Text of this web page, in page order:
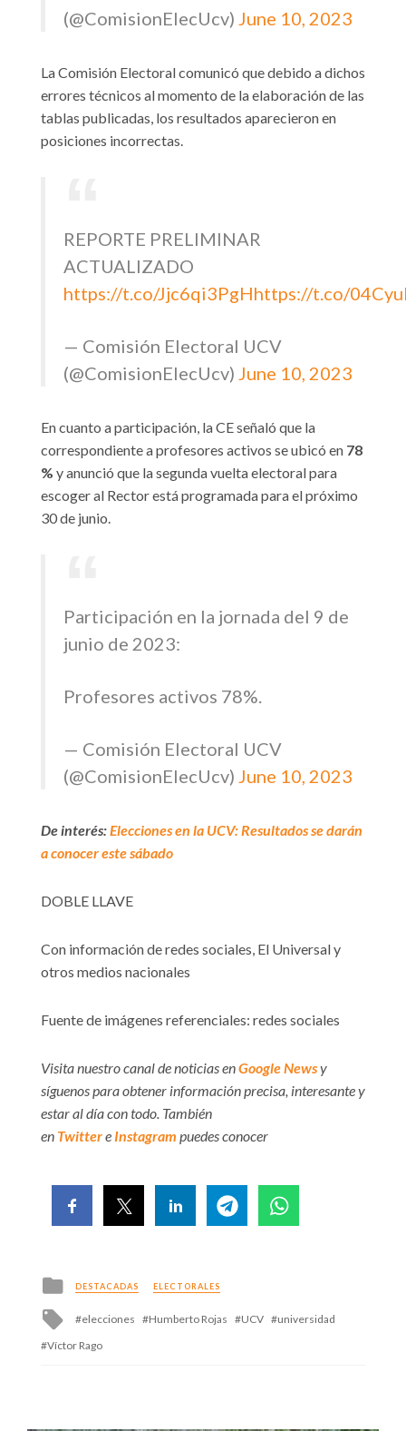
(@ComisionElecUcv) June 10, 2023
La Comisión Electoral comunicó que debido a dichos
errores técnicos al momento de la elaboración de las
tablas publicadas, los resultados aparecieron en
posiciones incorrectas.
REPORTE PRELIMINAR
ACTUALIZADO
https://t.co/Jjc6qi3PgHhttps://t.co/
— Comisión Electoral UCV
(@ComisionElecUcv) June 10, 2023
En cuanto a participación, la CE señaló que la
correspondiente a profesores activos se ubicó en 78
% y anunció que la segunda vuelta electoral para
escoger al Rector está programada para el próximo
30 de junio.
Participación en la jornada del 9 de
junio de 2023:
Profesores activos 78%.
— Comisión Electoral UCV
(@ComisionElecUcv) June 10, 2023
De interés:Elecciones en la UCV: Resultados se darán
a conocer este sábado
DOBLE LLAVE
Con información de redes sociales, El Universal y
otros medios nacionales
Fuente de imágenes referenciales: redes sociales
Visita nuestro canal de noticias enGoogle Newsy
síguenos para obtener información precisa, interesante y
estar al día con todo. También
en Twittere Instagram puedes conocer
Posted
in
DESTACADAS ELECTORALES
Tagged
elecciones Humberto Rojas UCV
universidad
Víctor Rago